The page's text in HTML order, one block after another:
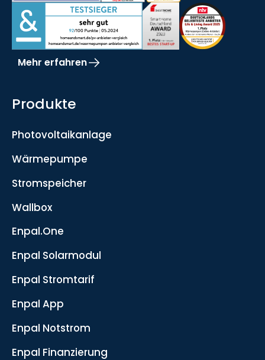
Mehr erfahren
Produkte
Photovoltaikanlage
Wärmepumpe
Stromspeicher
Wallbox
Enpal.One
Enpal Solarmodul
Enpal Stromtarif
Enpal App
Enpal Notstrom
Enpal Finanzierung